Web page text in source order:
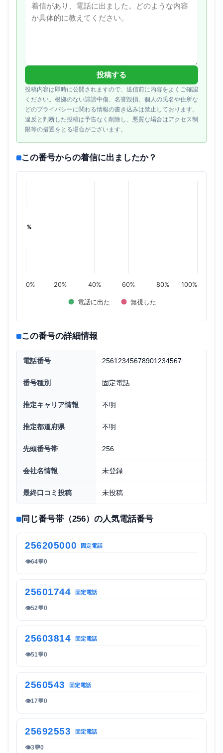
投稿する
投稿内容は即時に公開されますので、送信前に内容をよくご確認
ください。根拠のない誹謗中傷、名誉毀損、個人の氏名や住所な
どのプライバシーに関わる情報の書き込みは禁止しております。
違反と判断した投稿は予告なく削除し、悪質な場合はアクセス制
限等の措置をとる場合がございます。
この番号からの着信に出ましたか？
%
%
電話に出た 無視した
0% 20% 40% 60% 80% 100%
この番号の詳細情報
電話番号 25612345678901234567
番号種別 固定電話
推定キャリア情報 不明
推定都道府県 不明
先頭番号帯 256
会社名情報 未登録
最終口コミ投稿 未投稿
同じ番号帯（256）の人気電話番号
256205000 固定電話
👁64💬0
25601744 固定電話
👁52💬0
25603814 固定電話
👁51💬0
2560543 固定電話
👁17💬0
25692553 固定電話
👁3💬0